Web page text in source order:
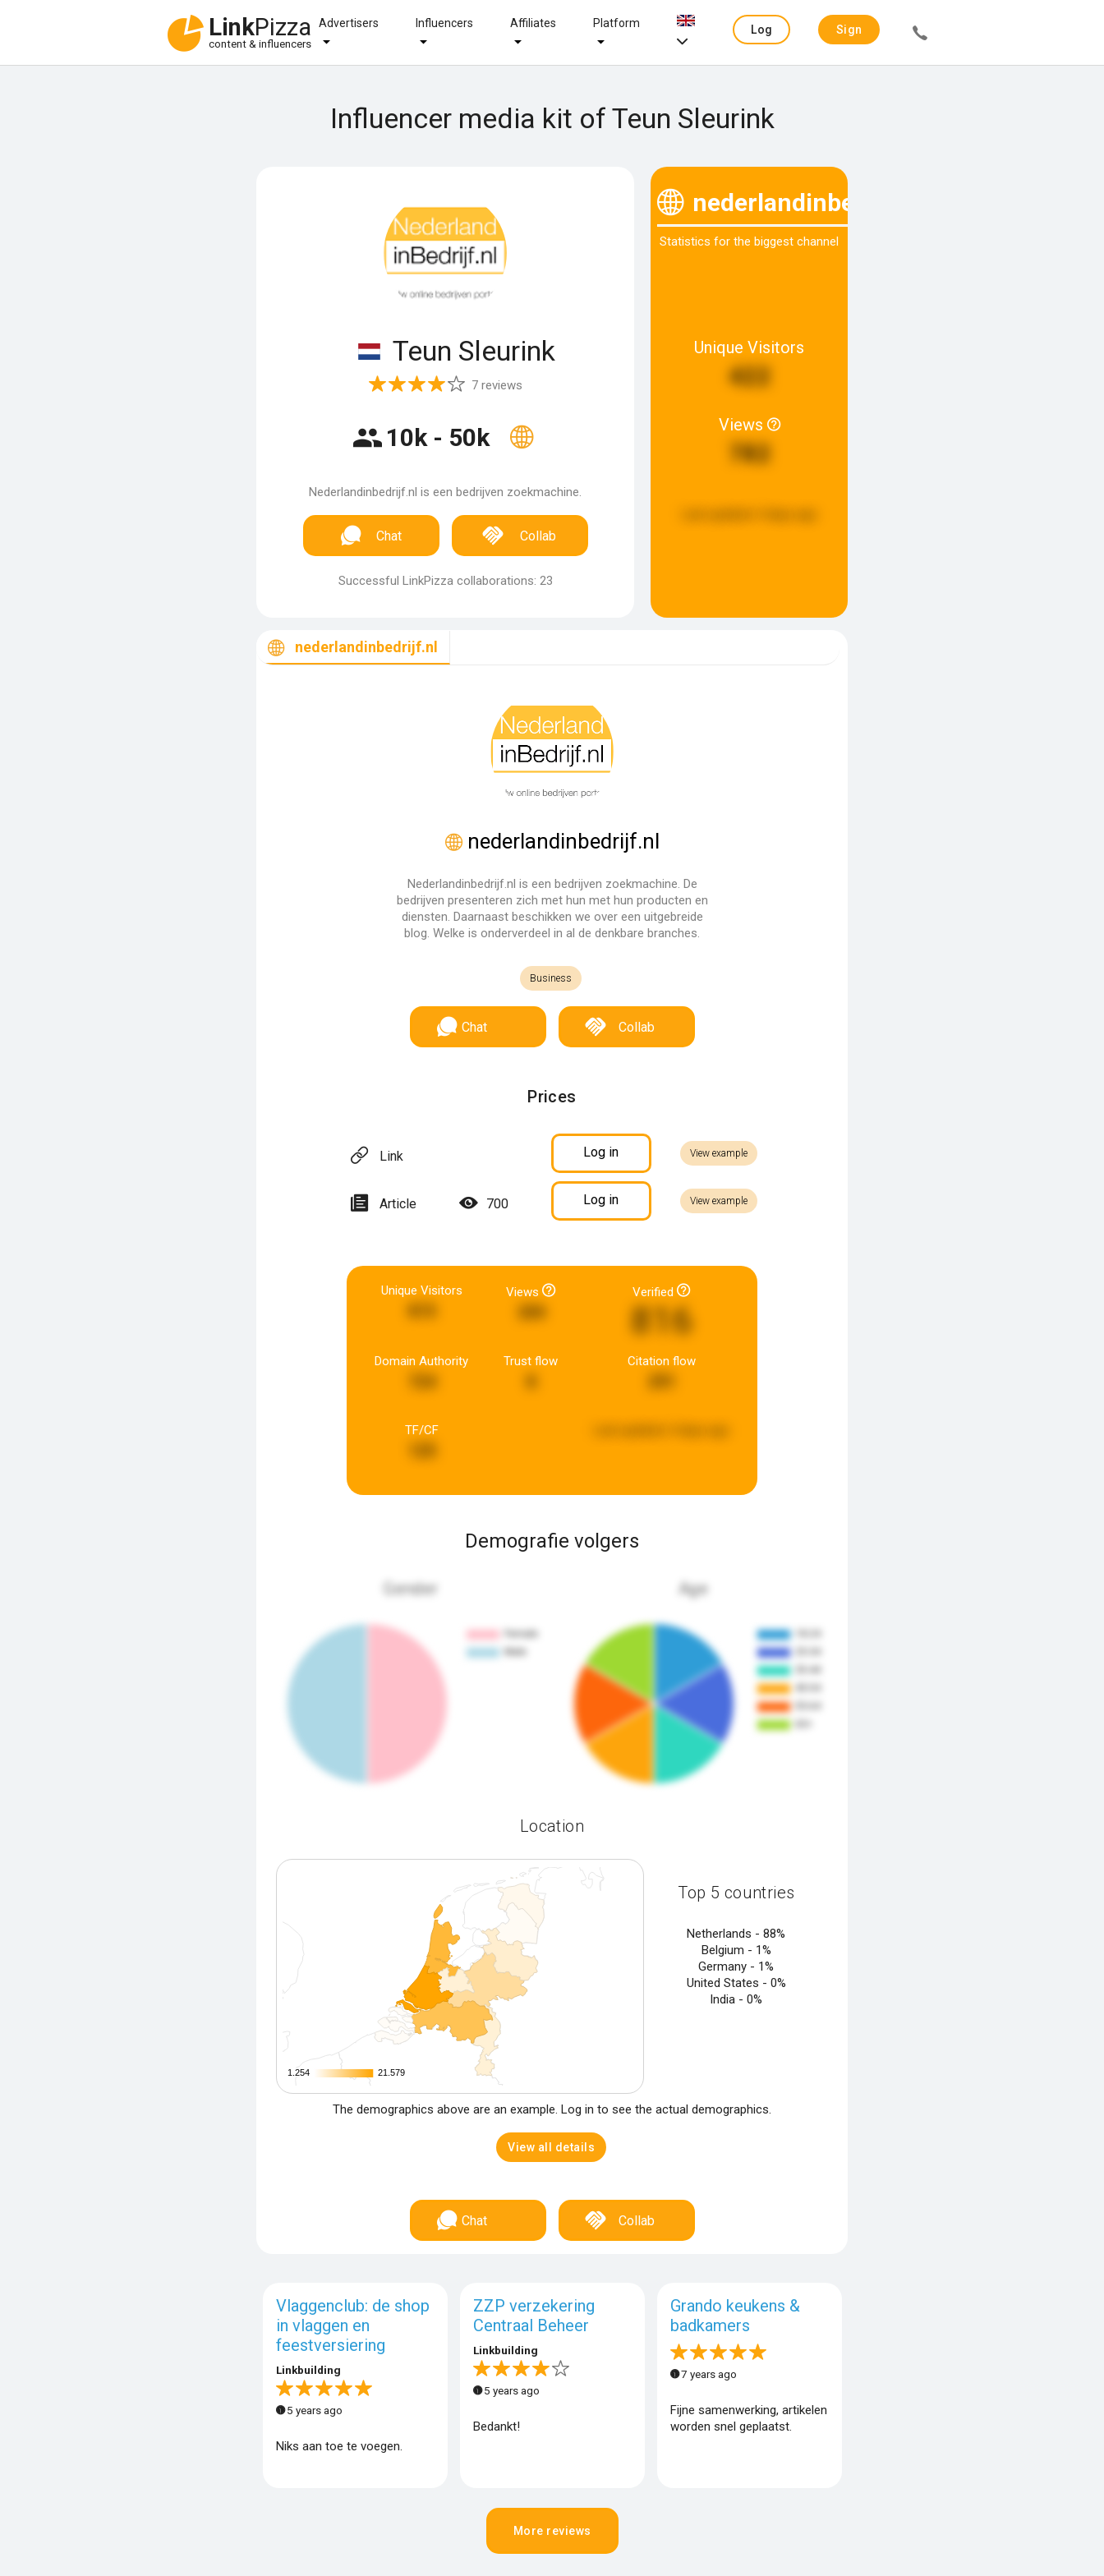
LinkPizza
content & influencers
Advertisers Influencers Affiliates Platform
Log
Sign
Influencer media kit of Teun Sleurink
Teun Sleurink
7 reviews
10k - 50k
Nederlandinbedrijf.nl is een bedrijven zoekmachine.
Chat Collab
Successful LinkPizza collaborations: 23
nederlandinbedrijf.nl
Statistics for the biggest channel
Unique Visitors
422
Views
782
nederlandinbedrijf.nl
nederlandinbedrijf.nl
Nederlandinbedrijf.nl is een bedrijven zoekmachine. De
bedrijven presenteren zich met hun met hun producten en
diensten. Daarnaast beschikken we over een uitgebreide
blog. Welke is onderverdeel in al de denkbare branches.
Business
Chat Collab
Prices
Link Log in View example
Article 700 Log in View example
Unique Visitors Views Verified
816
Domain Authority Trust flow Citation flow
TF/CF
Demografie volgers
Gender Age
Location
1.254
1.254 21.579
21.579
Top 5 countries
Netherlands -88%
Belgium - 1%
Germany - 1%
United States - 0%
India -0%
The demographics above are an example. Log in to see the actual demographics.
View all details
Chat Collab
Vlaggenclub: de shop
in vlaggen en
feestversiering
Linkbuilding
5 years ago
Niks aan toe te voegen.
ZZP verzekering
Centraal Beheer
Linkbuilding
5 years ago
Bedankt!
Grando keukens &
badkamers
7 years ago
Fijne samenwerking, artikelen
worden snel geplaatst.
More reviews